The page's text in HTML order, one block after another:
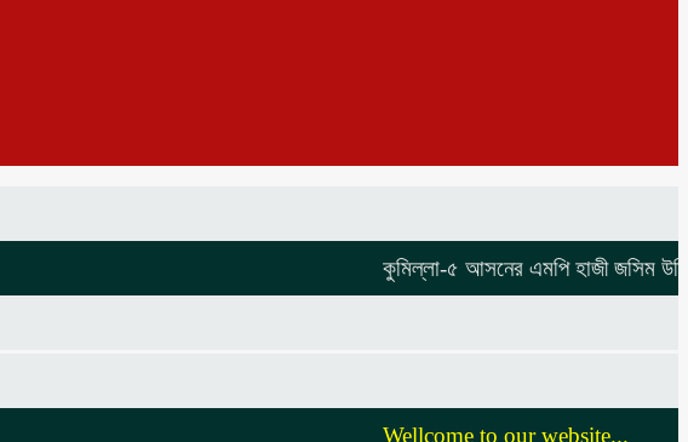
কুমিল্লা-৫ আসনের এমপি হাজী জসিম
Wellcome to our website...